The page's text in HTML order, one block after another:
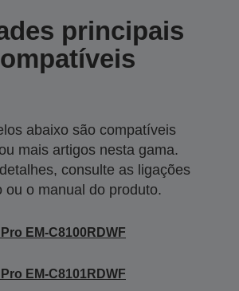
principais
abaixo são compatíveis
mais artigos nesta gama.
consulte as ligações
ou o manual do produto.
EM-C8100RDWF
EM-C8101RDWF